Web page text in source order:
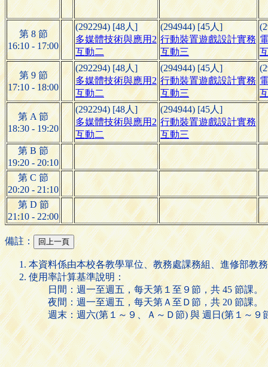
第 8 節
16:10 - 17:00
(292294) [48人]
多媒體技術與應用2
互動二
(294944) [45人]
行動裝置遊戲設計實務
互動三
第 9 節
17:10 - 18:00
(292294) [48人]
多媒體技術與應用2
互動二
(294944) [45人]
行動裝置遊戲設計實務
互動三
第 A 節
18:30 - 19:20
(292294) [48人]
多媒體技術與應用2
互動二
(294944) [45人]
行動裝置遊戲設計實務
互動三
第 B 節
19:20 - 20:10
第 C 節
20:20 - 21:10
第 D 節
21:10 - 22:00
備註：
本資料係由本校各教學單位、教務處課務組、進修部教
使用率計算基準說明：
日間：週一至週五，每天第１至９節，共 45 節課。
夜間：週一至週五，每天第Ａ至Ｄ節，共 20 節課。
週末：週六(第１～９、Ａ～Ｄ節) 與 週日(第１～９